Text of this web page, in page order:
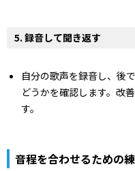
5. 録音して聞き返す
自分の歌声を録音し、後
どうかを確認します。改
す。
音程を合わせるための